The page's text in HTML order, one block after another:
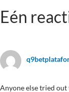
Eén
Anyone else tried